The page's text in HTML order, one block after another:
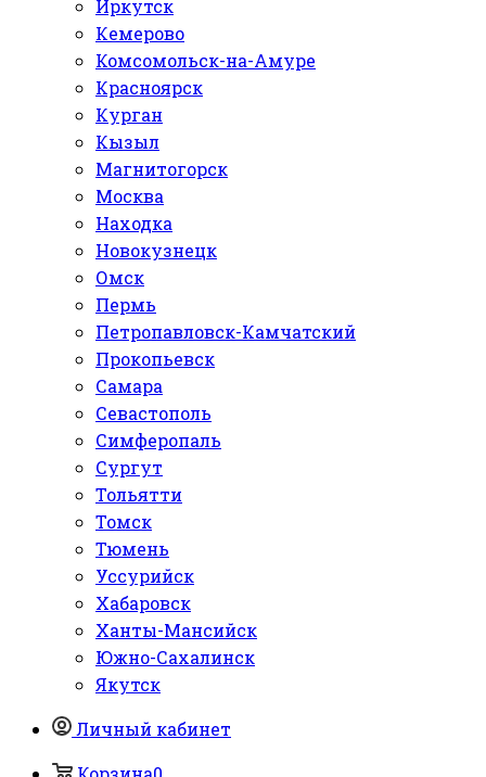
Иркутск
Кемерово
Комсомольск-на-Амуре
Красноярск
Курган
Кызыл
Магнитогорск
Москва
Находка
Новокузнецк
Омск
Пермь
Петропавловск-Камчатский
Прокопьевск
Самара
Севастополь
Симферопаль
Сургут
Тольятти
Томск
Тюмень
Уссурийск
Хабаровск
Ханты-Мансийск
Южно-Сахалинск
Якутск
Личный кабинет